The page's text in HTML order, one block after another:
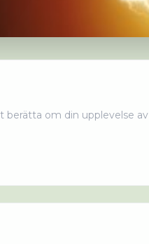
om din upplevelse av